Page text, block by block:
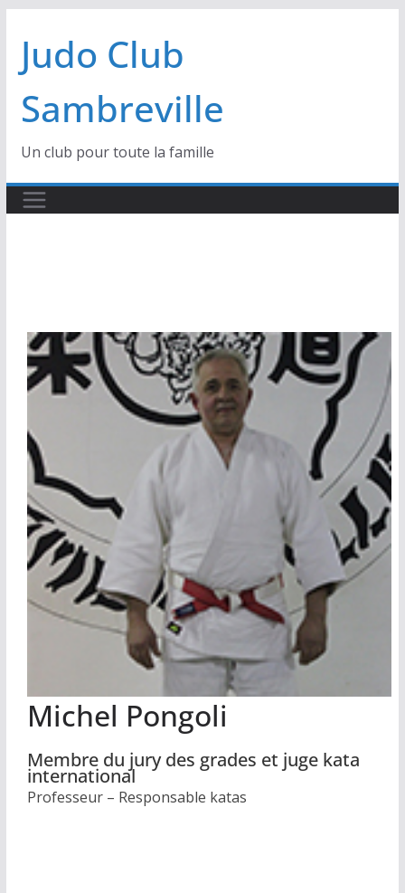
au
Judo Club
Sambreville
Un club pour toute la famille
Michel Pongoli
Membre du jury des grades et juge kata
international
Professeur – Responsable katas